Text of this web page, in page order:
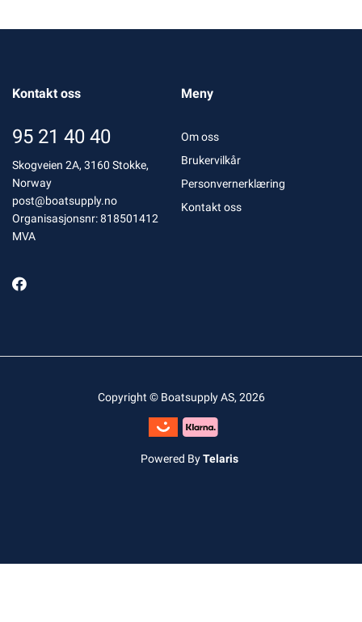
Kontakt oss
95 21 40 40
Skogveien 2A, 3160 Stokke,
Norway
post@boatsupply.no
Organisasjonsnr: 818501412
MVA
Meny
Om oss
Brukervilkår
Personvernerklæring
Kontakt oss
Copyright © Boatsupply AS, 2026
Powered ByTelaris